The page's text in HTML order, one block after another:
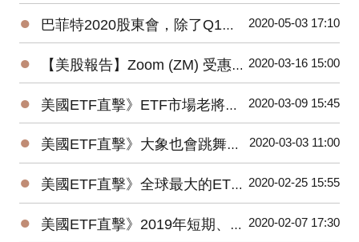
● 巴菲特2020股東會，除了Q1虧損，接下來投資人應該注意那些事？ 2020-05-03 17:10
● 【美股報告】Zoom (ZM) 受惠疫情，2019Q4財報及2020展望 2020-03-16 15:00
● 美國ETF直擊》ETF市場老將新兵爭鋒，誰是資金最青睞的No1？ 2020-03-09 15:45
● 美國ETF直擊》大象也會跳舞？2019美國主動ETF規模Top15出爐！ 2020-03-03 11:00
● 美國ETF直擊》全球最大的ETF是它⋯⋯1檔抵N檔0050！ 2020-02-25 15:55
● 美國ETF直擊》2019年短期、低風險的固定收益ETF最受追捧 2020-02-07 17:30